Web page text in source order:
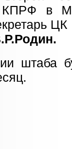
КПРФ в
штаба